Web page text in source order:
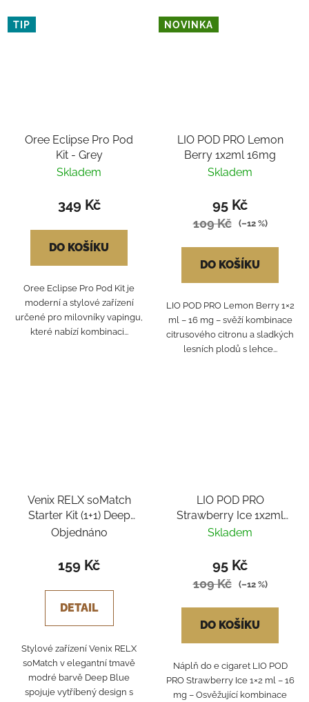
TIP
Oree Eclipse Pro Pod
Kit - Grey
Skladem
349 Kč
DO KOŠÍKU
Oree Eclipse Pro Pod Kit je
moderní a stylové zařízení
určené pro milovníky vapingu,
které nabízí kombinaci...
NOVINKA
LIO POD PRO Lemon
Berry 1x2ml 16mg
Skladem
95 Kč
109 Kč (–12 %)
DO KOŠÍKU
LIO POD PRO Lemon Berry 1×2
ml – 16 mg – svěží kombinace
citrusového citronu a sladkých
lesních plodů s lehce...
Venix RELX soMatch
Starter Kit (1+1) Deep
Blue - Blueberry
Objednáno
159 Kč
DETAIL
Stylové zařízení Venix RELX
soMatch v elegantní tmavě
modré barvě Deep Blue
spojuje vytříbený design s
LIO POD PRO
Strawberry Ice 1x2ml
16mg
Skladem
95 Kč
109 Kč (–12 %)
DO KOŠÍKU
Náplň do e cigaret LIO POD
PRO Strawberry Ice 1×2 ml – 16
mg – Osvěžující kombinace